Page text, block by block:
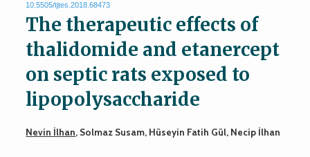
10.5505/tjtes.2018.68473
The therapeutic effects of
thalidomide and etanercept
on septic rats exposed to
lipopolysaccharide
Nevin İlhan, Solmaz Susam, Hüseyin Fatih Gül, Necip İlhan